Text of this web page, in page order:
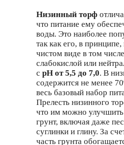
Низинный торф
что питание ему
воды. Это наиболее
так как его, в
чистом виде в том
слабокислой или
с рН от 5,5 до 7,0. В
содержится не менее
весь базовый набор
Прелесть низинного
что им можно
грунт, включая даже
суглинки и глину. За
часть грунта